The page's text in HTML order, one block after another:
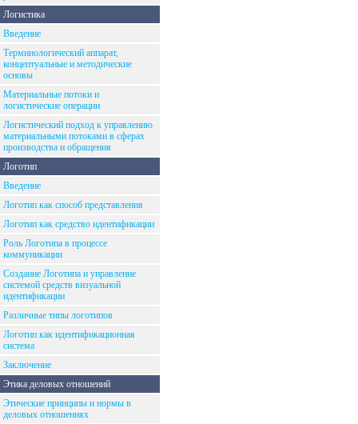
Логистика
Введение
Терминологический аппарат,
концептуальные и методические
основы
Материальные потоки и
логистические операции
Логистический подход к управлению
материальными потоками в сферах
производства и обращения
Логотип
Введение
Логотип как способ представления
Логотип как средство идентификации
Роль Логотипа в процессе
коммуникации
Создание Логотипа и управление
системой средств визуальной
идентификации
Различные типы логотипов
Логотип как идентификационная
система
Заключение
Этика деловых отношений
Этические принципы и нормы в
деловых отношениях